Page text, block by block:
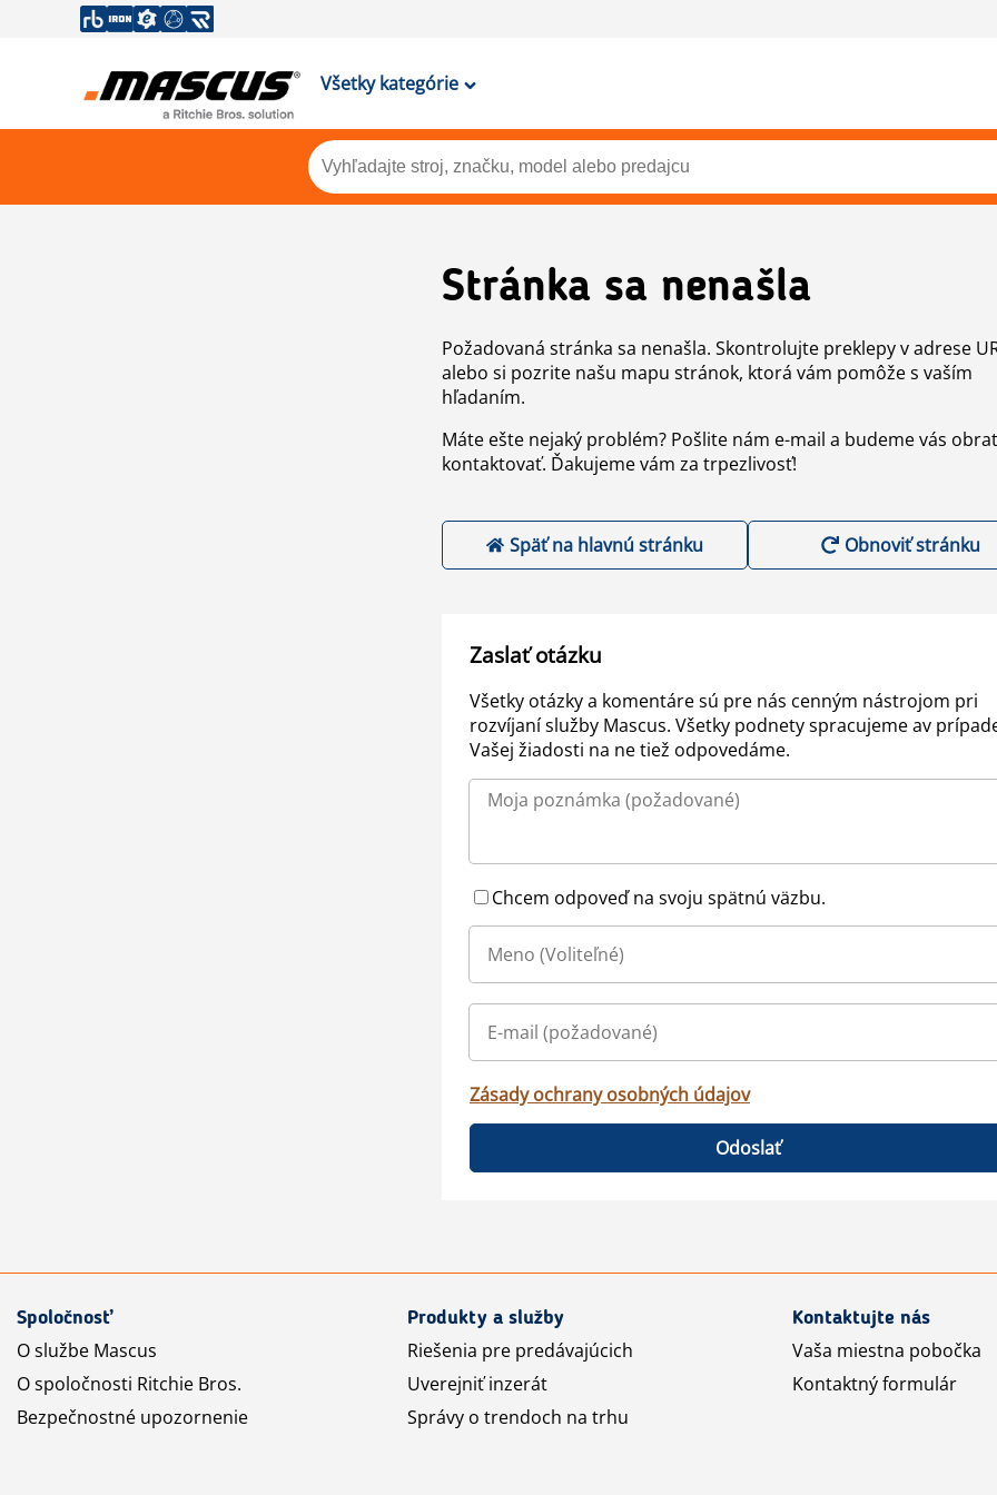
Všetky kategórie
Stránka sa nenašla
Požadovaná stránka sa nenašla. Skontrolujte preklepy v adrese
alebo si pozrite našu mapu stránok, ktorá vám pomôže s vaším
hľadaním.
Máte ešte nejaký problém? Pošlite nám e-mail a budeme vás
kontaktovať. Ďakujeme vám za trpezlivosť!
Späť na hlavnú stránku Obnoviť stránku
Zaslať otázku
Všetky otázky a komentáre sú pre nás cenným nástrojom pri
rozvíjaní služby Mascus. Všetky podnety spracujeme av
Vašej žiadosti na ne tiež odpovedáme.
Chcem odpoveď na svoju spätnú väzbu.
Zásady ochrany osobných údajov
Odoslať
Spoločnosť
O službe Mascus
O spoločnosti Ritchie Bros.
Bezpečnostné upozornenie
Produkty a služby
Riešenia pre predávajúcich
Uverejniť inzerát
Správy o trendoch na trhu
Kontaktujte nás
Vaša miestna pobočka
Kontaktný formulár